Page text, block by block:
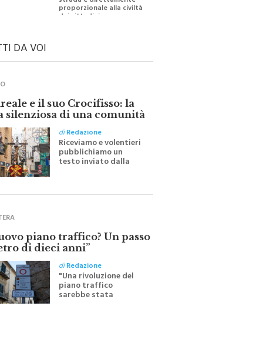
strada è direttamente
proporzionale alla civiltà
DA VOI
e il suo Crocifisso: la
silenziosa di una comunità
diRedazione
Riceviamo e volentieri
pubblichiamo un
testo inviato dalla
all'indomani della
piano traffico? Un passo
di dieci anni”
diRedazione
"Una rivoluzione del
piano traffico
sarebbe stata